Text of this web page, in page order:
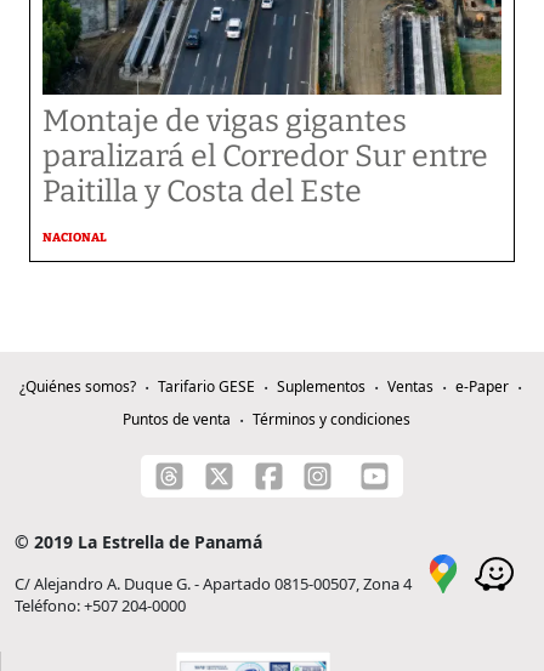
Montaje de vigas gigantes
paralizará el Corredor Sur entre
Paitilla y Costa del Este
NACIONAL
¿Quiénes somos? Tarifario GESE Suplementos Ventas
e-Paper
Puntos de venta
Términos y condiciones
© 2019 La Estrella de Panamá
C/ Alejandro A. Duque G. - Apartado 0815-00507, Zona 4
Teléfono: +507 204-0000